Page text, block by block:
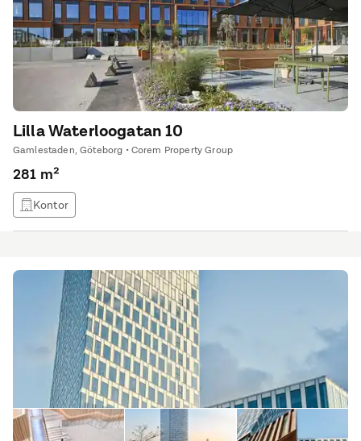
Lilla Waterloogatan 10
Gamlestaden, Göteborg • Corem Property Group
281 m²
Kontor